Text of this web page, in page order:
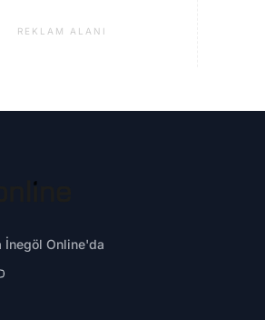
REKLAM ALANI
İnegöl Online'da